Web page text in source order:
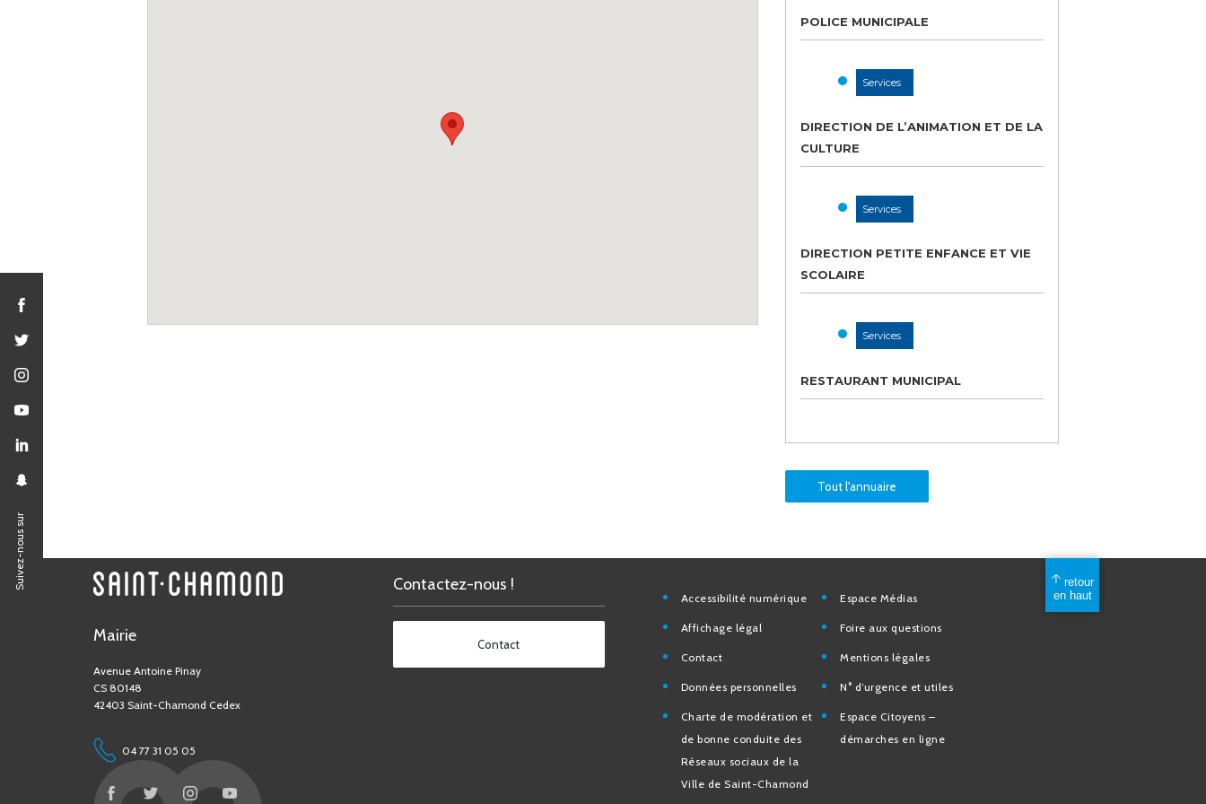
Suivez-nous sur
POLICE MUNICIPALE
Services
DIRECTION DE L’ANIMATION ET DE LA
CULTURE
Services
DIRECTION PETITE ENFANCE ET VIE
SCOLAIRE
Services
RESTAURANT MUNICIPAL
Tout l'annuaire
Mairie
Avenue Antoine Pinay
CS 80148
42403 Saint-Chamond Cedex
04 77 31 05 05
Contactez-nous !
Contact
Accessibilité numérique Espace Médias
Affichage légal Foire aux questions
Contact Mentions légales
Données personnelles N° d’urgence et utiles
Charte de modération et de
bonne conduite des
Réseaux sociaux de la Ville
de Saint-Chamond
Espace Citoyens –
démarches en ligne